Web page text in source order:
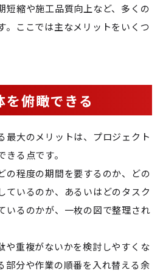
短縮や施工品質向上など、多くの
。ここでは主なメリットをいくつ
俯瞰できる
最大のメリットは、プロジェクト
る点です。
の程度の期間を要するのか、どの
ているのか、あるいはどのタスク
いるのかが、一枚の図で整理され
や重複がないかを検討しやすくな
部分や作業の順番を入れ替える余